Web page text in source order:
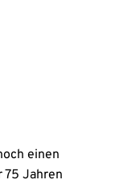
einen
75 Jahren